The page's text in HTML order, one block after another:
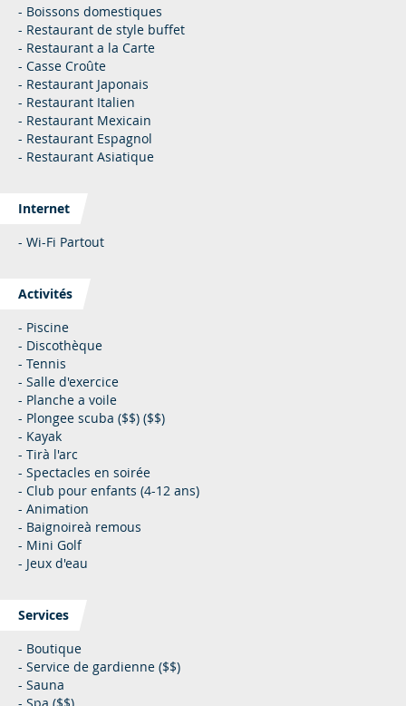
- Boissons domestiques
- Restaurant de style buffet
- Restaurant a la Carte
- Casse Croûte
- Restaurant Japonais
- Restaurant Italien
- Restaurant Mexicain
- Restaurant Espagnol
- Restaurant Asiatique
Internet
- Wi-Fi Partout
Activités
- Piscine
- Discothèque
- Tennis
- Salle d'exercice
- Planche a voile
- Plongee scuba ($$) ($$)
- Kayak
- Tirà l'arc
- Spectacles en soirée
- Club pour enfants (4-12 ans)
- Animation
- Baignoireà remous
- Mini Golf
- Jeux d'eau
Services
- Boutique
- Service de gardienne ($$)
- Sauna